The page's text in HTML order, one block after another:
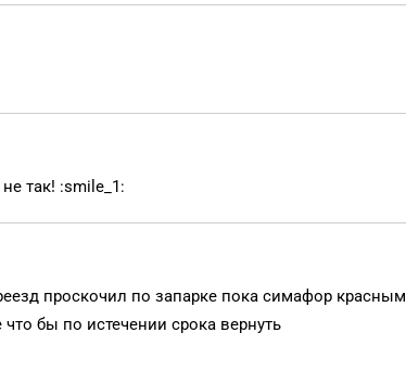
так! :smile_1:
проскочил по запарке пока симафор красным
бы по истечении срока вернуть